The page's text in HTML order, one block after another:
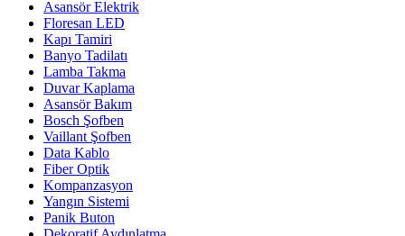
Asansör Elektrik
Floresan LED
Kapı Tamiri
Banyo Tadilatı
Lamba Takma
Duvar Kaplama
Asansör Bakım
Bosch Şofben
Vaillant Şofben
Data Kablo
Fiber Optik
Kompanzasyon
Yangın Sistemi
Panik Buton